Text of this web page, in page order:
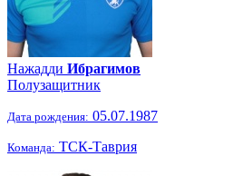
Нажадди Ибрагимов
Полузащитник
Дата рождения: 05.07.1987
Команда: ТСК-Таврия